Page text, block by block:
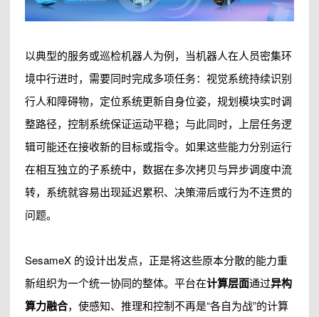
以典型的服务或巡检机器人为例，当机器人在人员密集环
境中行进时，需要同时完成多项任务：视觉系统持续识别
行人和障碍物，定位系统更新自身位姿，规划模块实时调
整路径，控制系统保证运动平稳；与此同时，上层任务逻
辑可能还在接收新的目标或指令。如果这些能力分别运行
在相互独立的子系统中，数据在多次拷贝与异步调度中流
转，系统就容易出现延迟累积、决策滞后或行为不连贯的
问题。
SesameX 的设计出发点，正是将这些原本分散的能力重
新组织为一个统一协同的整体。平台在计算层面通过异构
算力融合，使感知、推理和控制不再是“各自为战”的计算